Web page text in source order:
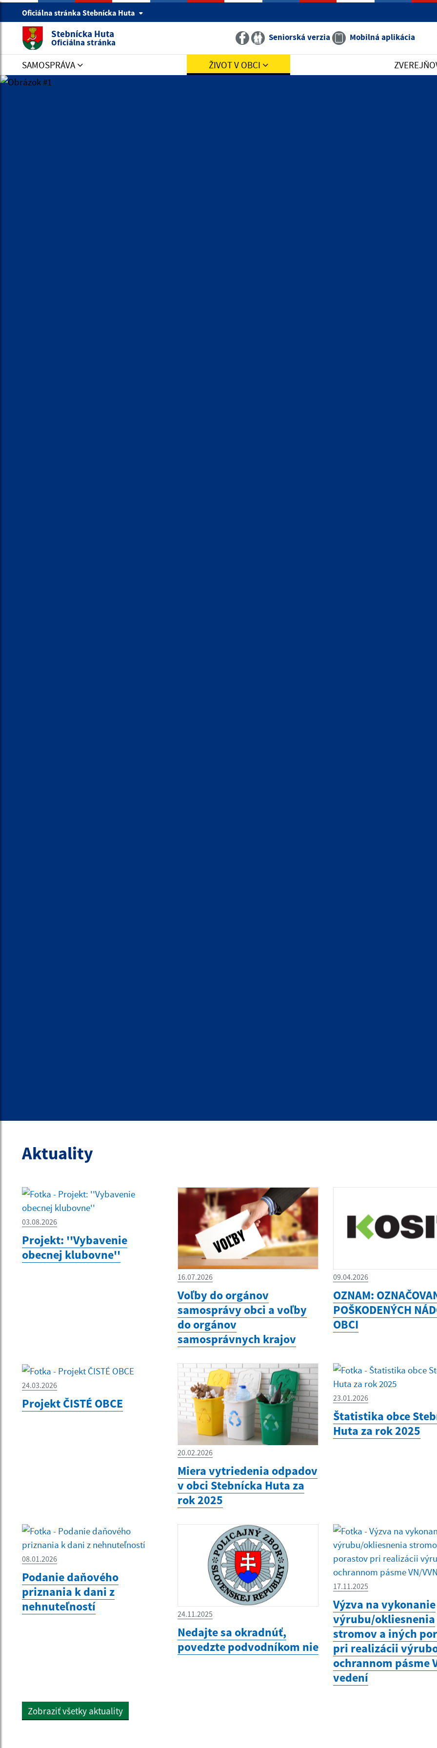
Oficiálna stránka Stebnícka Huta
Stebnícka Huta
Oficiálna stránka Seniorská verzia Mobilná aplikácia
SAMOSPRÁVA ŽIVOT V OBCI
Aktuality
03.08.2026
Projekt: ''Vybavenie
obecnej klubovne''
16.07.2026
Voľby do orgánov
samosprávy obci a voľby
do orgánov
samosprávnych krajov
09.04.2026
OZNAM:
POŠKODENÝCH
OBCI
24.03.2026
Projekt ČISTÉ OBCE
20.02.2026
Miera vytriedenia odpadov
v obci Stebnícka Huta za
rok 2025
23.01.2026
Štatistika obce
Huta za rok 2025
08.01.2026
Podanie daňového
priznania k dani z
nehnuteľností
24.11.2025
Nedajte sa okradnúť,
povedzte podvodníkom nie
17.11.2025
Výzva na vykonanie
výrubu/okliesnenia
stromov a iných
pri realizácii
ochrannom pásme
vedení
Zobraziť všetky aktuality